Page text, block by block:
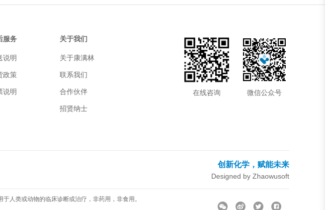
服务
说明
政策
说明
关于我们
关于康满林
联系我们
合作伙伴
招贤纳士
微信公众号
在线咨询
创新化学，赋能未来
Designed by Zhaowusoft
人类或动物的临床诊断或治疗，非药用，非食用。